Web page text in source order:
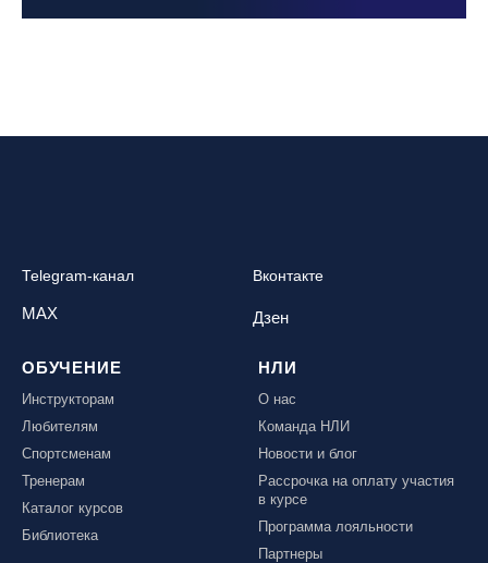
Telegram-канал Вконтакте
MAX Дзен
ОБУЧЕНИЕ
Инструкторам
Любителям
Спортсменам
Тренерам
Каталог курсов
Библиотека
НЛИ
О нас
Команда НЛИ
Новости и блог
Рассрочка на оплату участия
в курсе
Программа лояльности
Партнеры